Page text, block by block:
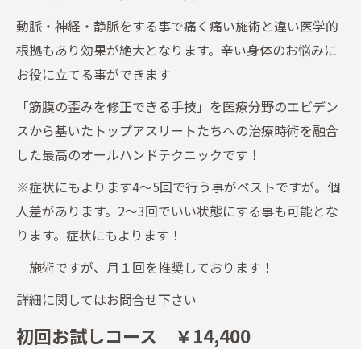
動脈・神経・静脈をする事で痛く痛い施術と違い医学的
根拠もあり効果が絶大となります。辛い身体のお悩みに
お役に立てる事ができます
「筋膜の歪みを修正できる手技」を医療分野のエビデン
スから基いたトップアスリートたちへの治療時術を融合
した最高のオールハンドテクニックです！
※症状にもよります4～5回で行う事がベストですが。個
人差があります。2～3回でいい状態にする事も可能とな
ります。症状にもよります！
施術ですが、月１回を推奨しております！
詳細に関してはお問合せ下さい
初回お試しコース ￥14,400